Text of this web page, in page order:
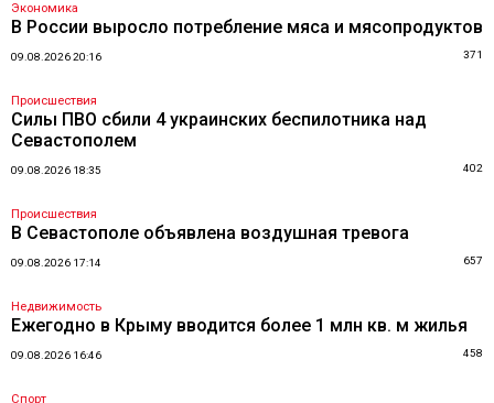
Экономика
В России выросло потребление мяса и мясопродуктов
09.08.2026 20:16 371
Происшествия
Силы ПВО сбили 4 украинских беспилотника над
Севастополем
09.08.2026 18:35 402
Происшествия
В Севастополе объявлена воздушная тревога
09.08.2026 17:14 657
Недвижимость
Ежегодно в Крыму вводится более 1 млн кв. м жилья
09.08.2026 16:46 458
Спорт